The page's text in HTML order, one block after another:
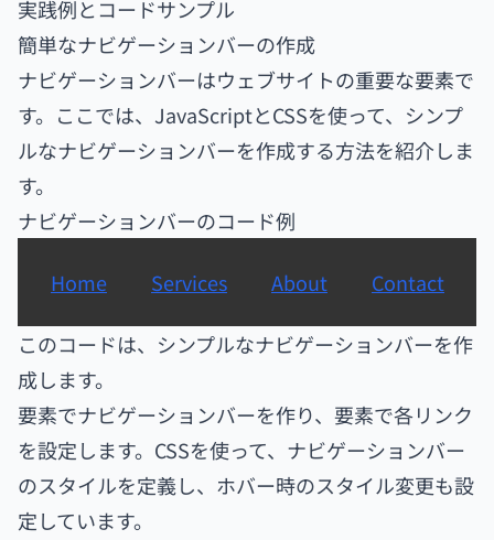
実践例とコードサンプル
簡単なナビゲーションバーの作成
ナビゲーションバーはウェブサイトの重要な要素で
す。ここでは、JavaScriptとCSSを使って、シンプ
ルなナビゲーションバーを作成する方法を紹介しま
す。
ナビゲーションバーのコード例
Home Services About Contact
このコードは、シンプルなナビゲーションバーを作
成します。
要素でナビゲーションバーを作り、要素で各リンク
を設定します。CSSを使って、ナビゲーションバー
のスタイルを定義し、ホバー時のスタイル変更も設
定しています。